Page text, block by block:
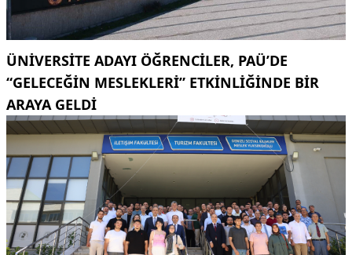
ÜNIVERSITE ADAYI ÖĞRENCILER, PAÜ’DE
“GELECEĞIN MESLEKLERI” ETKINLIĞINDE BIR
ARAYA GELDI